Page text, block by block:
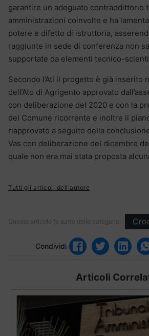
garantire un adeguato contraddittorio
amministrazioni coinvolte e ha
potere e difetto di istruttoria,
raggiunte in sede di conferenza non
supportate da elementi tecnico-
Secondo l’Ati il progetto è già inserito
dell’Ato di Agrigento approvato
con deliberazione del 2020 e con la
del Comune ricorrente e inoltre il
riapprovato a seguito della
Vas con deliberazione del dicembre
quale non era mai stata proposta
Tutti gli articoli dell'autore
Questo articolo fa parte delle categorie:
Condividi
Articoli